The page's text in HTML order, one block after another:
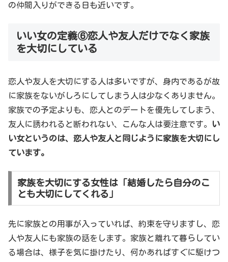
の仲間入りができる日も近いです。
いい女の定義⑥恋人や友人だけでなく家族
を大切にしている
恋人や友人を大切にする人は多いですが、身内であるが故
に家族をないがしろにしてしまう人は少なくありません。
家族での予定よりも、恋人とのデートを優先してしまう、
友人に誘われると断われない、こんな人は要注意です。
い
い女というのは、恋人や友人と同じように家族を大切にし
ています。
家族を大切にする女性は「結婚したら自分のこ
とも大切にしてくれる」
先に家族との用事が入っていれば、約束を守りますし、恋
人や友人にも家族の話をします。家族と離れて暮らしてい
る場合は、様子を気に掛けたり、何かあればすぐに駆けつ